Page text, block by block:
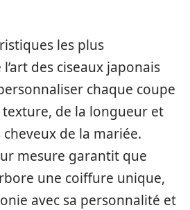
les plus
des ciseaux japonais
chaque coupe
de la longueur et
de la mariée.
mesure garantit que
une coiffure unique,
avec sa personnalité et